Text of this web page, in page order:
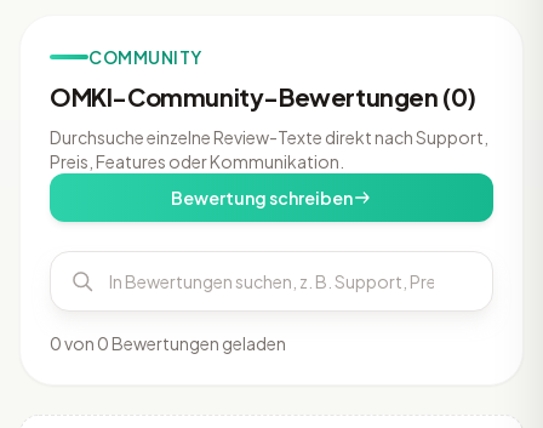
COMMUNITY
OMKI-Community-Bewertungen (0)
Durchsuche einzelne Review-Texte direkt nach Support,
Preis, Features oder Kommunikation.
Bewertung schreiben
0 von 0 Bewertungen geladen